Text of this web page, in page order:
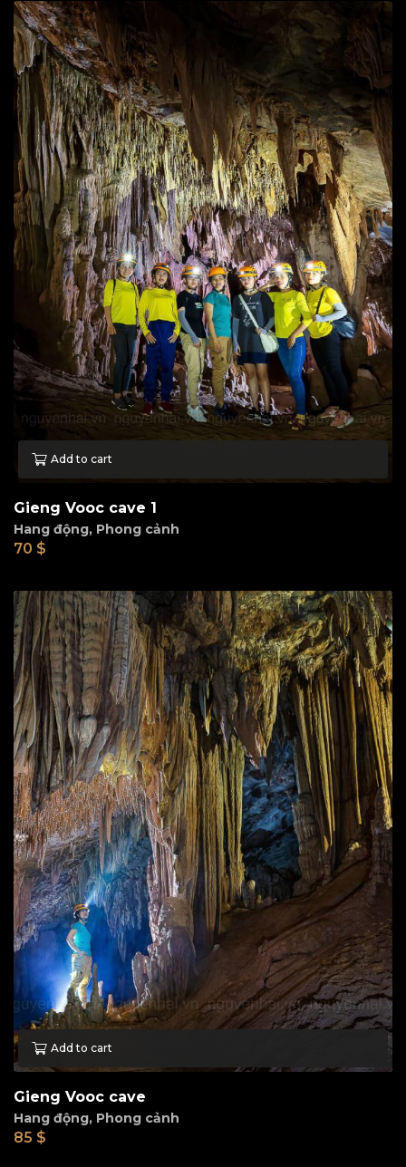
Add to cart
Gieng Vooc cave 1
Hang động, Phong cảnh
70 $
Add to cart
Gieng Vooc cave
Hang động, Phong cảnh
85 $